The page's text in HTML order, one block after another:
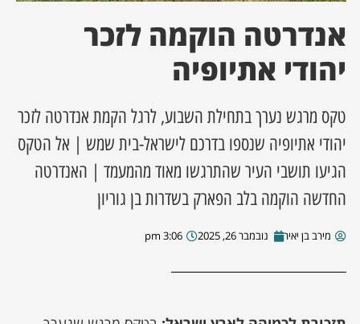
מסע מלחמה
השבוע
מקומית
עסקים
אנדרטה הוקמה לזכר
יהודי אתיופיה
טקס מרגש נערך בתחילת השבוע, לרגל הקמת אנדרטה לזכר
יהודי אתיופיה שנספו בדרכם לישראל-בית שמש | אל הטקס
הגיעו תושבי העיר שהתרגשו מאוד מהמעמד | האנדרטה
החדשה הוקמה בלב הפארק בשדרות בן גוריון
מירב בן יאיר נובמבר 26, 2025 3:06 pm